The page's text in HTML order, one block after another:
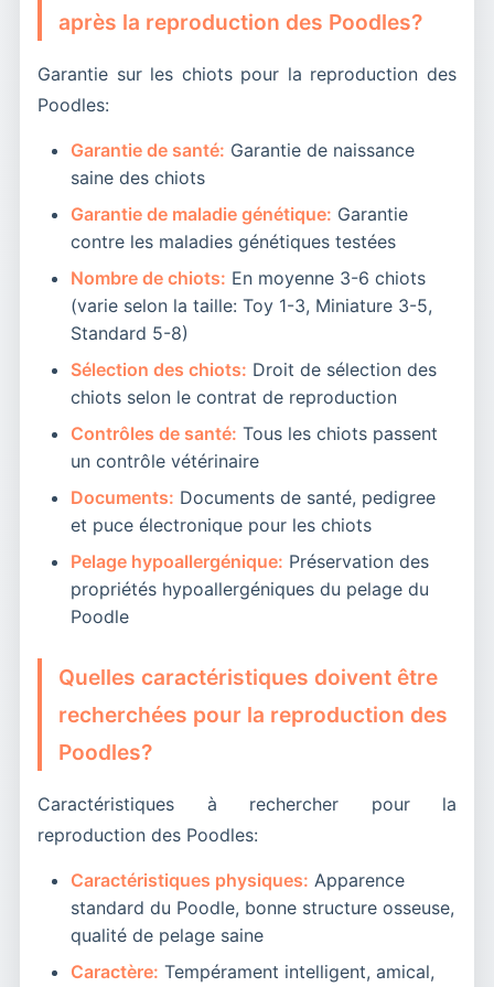
après la reproduction des Poodles?
Garantie sur les chiots pour la reproduction des
Poodles:
Garantie de santé: Garantie de naissance
saine des chiots
Garantie de maladie génétique: Garantie
contre les maladies génétiques testées
Nombre de chiots: En moyenne 3-6 chiots
(varie selon la taille: Toy 1-3, Miniature 3-5,
Standard 5-8)
Sélection des chiots: Droit de sélection des
chiots selon le contrat de reproduction
Contrôles de santé: Tous les chiots passent
un contrôle vétérinaire
Documents: Documents de santé, pedigree
et puce électronique pour les chiots
Pelage hypoallergénique: Préservation des
propriétés hypoallergéniques du pelage du
Poodle
Quelles caractéristiques doivent être
recherchées pour la reproduction des
Poodles?
Caractéristiques à rechercher pour la
reproduction des Poodles:
Caractéristiques physiques: Apparence
standard du Poodle, bonne structure osseuse,
qualité de pelage saine
Caractère: Tempérament intelligent, amical,